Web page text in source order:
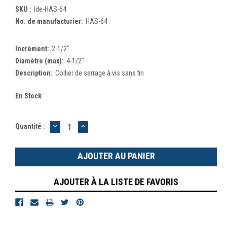
SKU : Ide-HAS-64
No. de manufacturier: HAS-64
Incrément: 2-1/2"
Diamètre (max): 4-1/2"
Description: Collier de serrage à vis sans fin
En Stock
Quantité : DIMINUER
LA
:
AUGMENTER
LA
:
AJOUTER À LA LISTE DE FAVORIS